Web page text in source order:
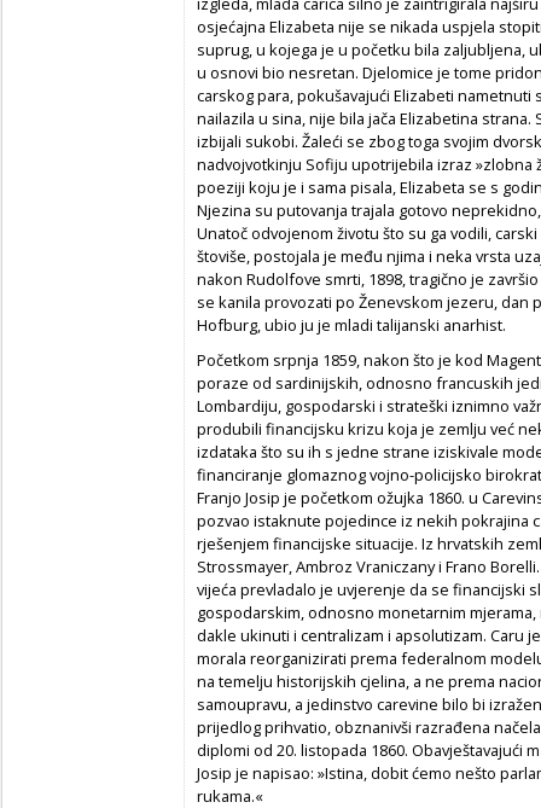
osjećajna Elizabeta nije se nikada uspjela
suprug, u kojega je u početku bila zaljubljena,
u osnovi bio nesretan. Djelomice je tome
carskog para, pokušavajući Elizabeti
nailazila u sina, nije bila jača Elizabetina
izbijali sukobi. Žaleći se zbog toga svojim
nadvojvotkinju Sofiju upotrijebila izraz »zlobna
poeziji koju je i sama pisala, Elizabeta se s
Njezina su putovanja trajala gotovo
Unatoč odvojenom životu što su ga vodili,
štoviše, postojala je među njima i neka vrsta
nakon Rudolfove smrti, 1898, tragično je
se kanila provozati po Ženevskom jezeru, dan
Hofburg, ubio ju je mladi talijanski anarhist.
Početkom srpnja 1859, nakon što je kod
poraze od sardinijskih, odnosno francuskih
Lombardiju, gospodarski i strateški iznimno
produbili financijsku krizu koja je zemlju već
izdataka što su ih s jedne strane iziskivale
financiranje glomaznog vojno-policijsko
Franjo Josip je početkom ožujka 1860. u
pozvao istaknute pojedince iz nekih pokrajina
rješenjem financijske situacije. Iz hrvatskih
Strossmayer, Ambroz Vraniczany i Frano
vijeća prevladalo je uvjerenje da se financijski
gospodarskim, odnosno monetarnim
dakle ukinuti i centralizam i apsolutizam. Caru
morala reorganizirati prema federalnom
na temelju historijskih cjelina, a ne prema
samoupravu, a jedinstvo carevine bilo bi
prijedlog prihvatio, obznanivši razrađena
diplomi od 20. listopada 1860. Obavještavajući
Josip je napisao: »Istina, dobit ćemo nešto
rukama.«